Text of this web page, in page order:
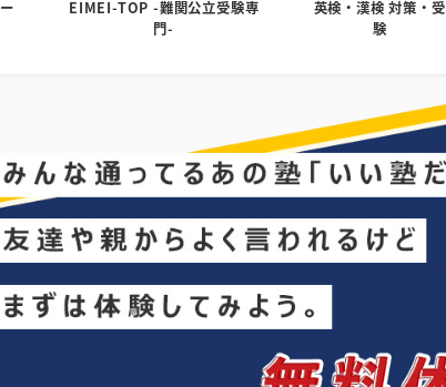
EIMEI-TOP -難関公立受験専
門-
英検・漢検 対策・受
験